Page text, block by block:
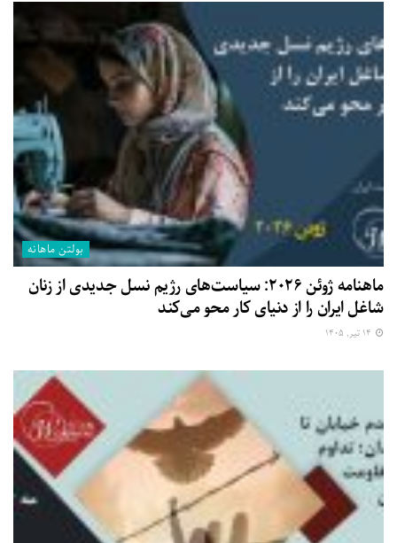
بولتن ماهانه
ماهنامه ژوئن ۲۰۲۶: سیاست‌های رژیم نسل جدیدی از زنان
شاغل ایران را از دنیای کار محو می‌کند